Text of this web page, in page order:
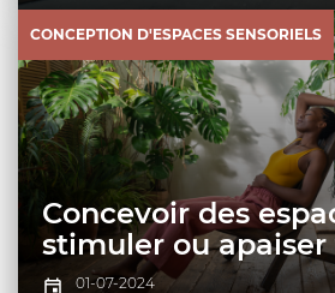
AMÉNAGEMENTS
EXTÉRIEURS
DÉCORATION
INTÉRIEUR
AUTORISATIONS
PROFESSIONNELS
AUTORISATIONS
ADMINISTRATIVES
HÔTELLERIE
/ MEUBLÉ
TOURISME
09
72
18
87
CONCEPTION D'ESPACES SENSORIELS
01-07-2024
Concevoir des
stimuler ou apaiser